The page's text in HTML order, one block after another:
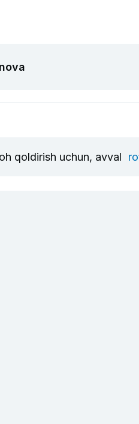
qoldirish uchun, avval